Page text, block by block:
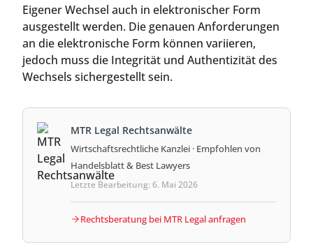
Eigener Wechsel auch in elektronischer Form
ausgestellt werden. Die genauen Anforderungen
an die elektronische Form können variieren,
jedoch muss die Integrität und Authentizität des
Wechsels sichergestellt sein.
MTR Legal Rechtsanwälte
Wirtschaftsrechtliche Kanzlei · Empfohlen von
Handelsblatt & Best Lawyers
Letzte Bearbeitung: 6. Mai 2026
Rechtsberatung bei MTR Legal anfragen